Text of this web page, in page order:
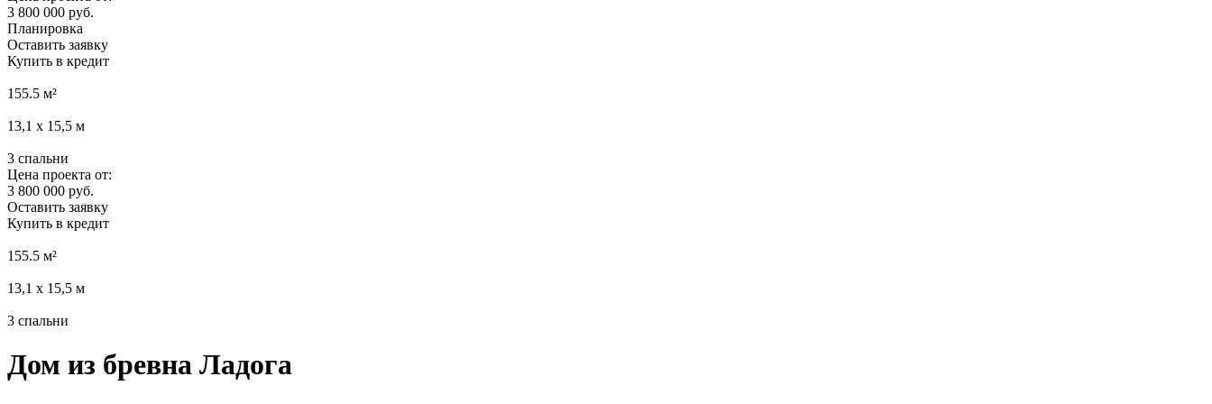
3 800 000 руб.
Планировка
Оставить заявку
Купить в кредит
155.5 м²
13,1 х 15,5 м
3 спальни
Цена проекта от:
3 800 000 руб.
Оставить заявку
Купить в кредит
155.5 м²
13,1 х 15,5 м
3 спальни
Дом из бревна Ладога